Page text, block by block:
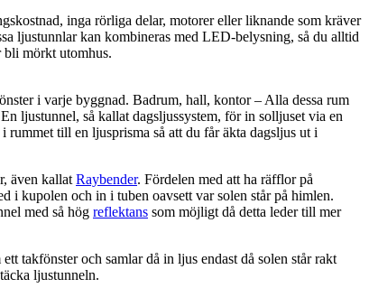
inga rörliga delar, motorer eller liknande som kräver
ljustunnlar kan kombineras med LED-belysning, så du alltid
bli mörkt utomhus.
i varje byggnad. Badrum, hall, kontor – Alla dessa rum
ljustunnel, så kallat dagsljussystem, för in solljuset via en
till en ljusprisma så att du får äkta dagsljus ut i
även kallatRaybender. Fördelen med att ha räfflor på
i kupolen och in i tuben oavsett var solen står på himlen.
med så hög reflektans som möjligt då detta leder till mer
takfönster och samlar då in ljus endast då solen står rakt
ljustunneln.